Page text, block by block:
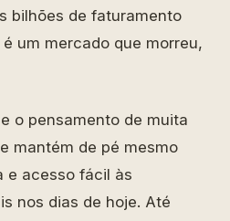
bilhões de faturamento
um mercado que morreu,
o pensamento de muita
mantém de pé mesmo
e acesso fácil às
nos dias de hoje. Até